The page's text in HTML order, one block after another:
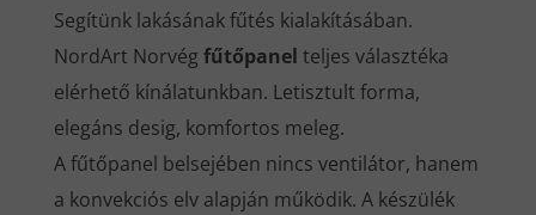
Segítünk lakásának fűtés kialakításában.
NordArt Norvég fűtőpanel teljes választéka
elérhető kínálatunkban. Letisztult forma,
elegáns desig, komfortos meleg.
A fűtőpanel belsejében nincs ventilátor, hanem
a konvekciós elv alapján működik. A készülék